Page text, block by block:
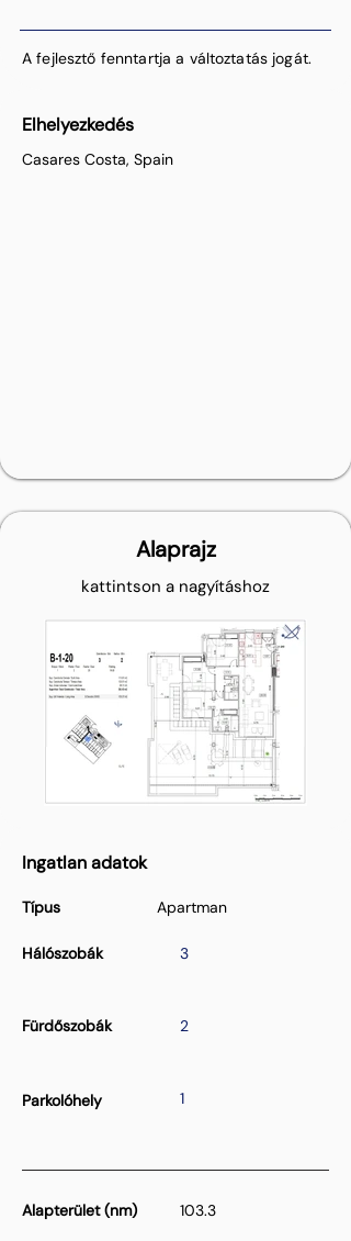
A fejlesztő fenntartja a változtatás jogát.
Elhelyezkedés
Casares Costa, Spain
Alaprajz
kattintson a nagyításhoz
Ingatlan adatok
Típus
Hálószobák
Apartman
3
Fürdőszobák 2
Parkolóhely 1
Alapterület (nm) 103.3